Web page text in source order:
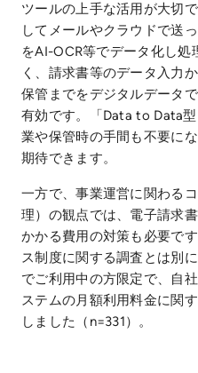
ツールの上手な活用が大切
してメールやクラウドで送
をAI-OCR等でデータ化し処
く、請求書等のデータ入力
保管までをデジタルデータ
有効です。「Data to Data
業や保管時の手間も不要に
期待できます。
一方で、事業運営に関わる
理）の観点では、電子請求
かかる費用の対策も必要で
ス制度に関する調査とは別
でご利用中の方限定で、自
ステムの月額利用料金に関
しました（n=331）。